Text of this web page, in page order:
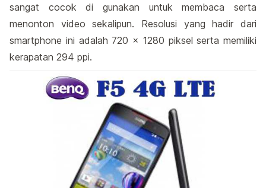
sangat cocok di gunakan untuk membaca serta
menonton video sekalipun. Resolusi yang hadir dari
smartphone ini adalah 720 x 1280 piksel serta memiliki
kerapatan 294 ppi.